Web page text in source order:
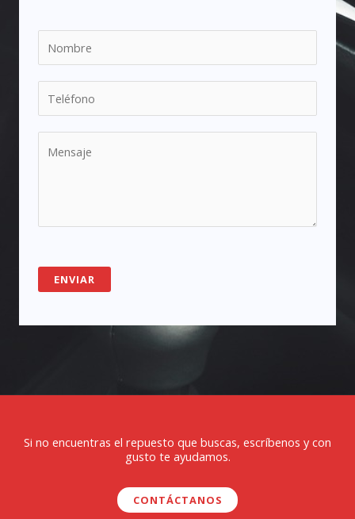
ENVIAR
Si no encuentras el repuesto que buscas, escríbenos y con
gusto te ayudamos.
CONTÁCTANOS